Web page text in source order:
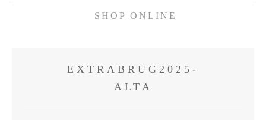
SHOP ONLINE
EXTRABRUG2025-
ALTA